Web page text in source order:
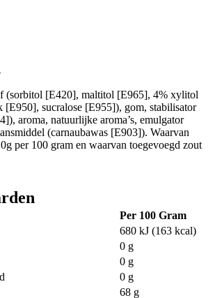
(sorbitol [E420], maltitol [E965], 4% xylitol
[E950], sucralose [E955]), gom, stabilisator
aroma, natuurlijke aroma’s, emulgator
(carnaubawas [E903]). Waarvan
per 100 gram en waarvan toegevoegd zout
Per 100 Gram
680 kJ (163 kcal)
0 g
0 g
0 g
68 g